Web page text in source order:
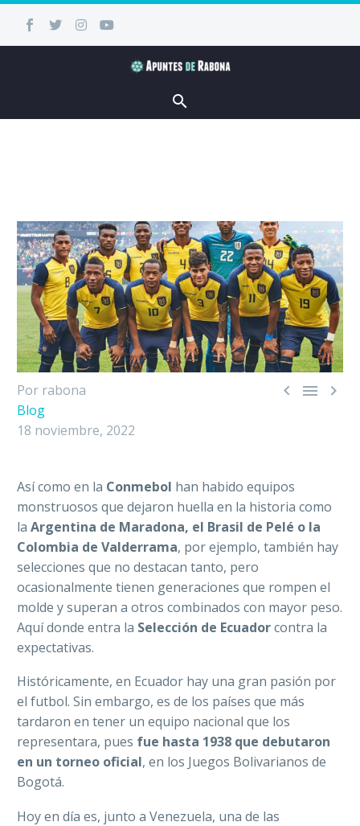
  
Por rabona
Blog
18 noviembre, 2022
Así como en la Conmebol han habido equipos
monstruosos que dejaron huella en la historia como
la Argentina de Maradona, el Brasil de Pelé o la
Colombia de Valderrama, por ejemplo, también hay
selecciones que no destacan tanto, pero
ocasionalmente tienen generaciones que rompen el
molde y superan a otros combinados con mayor peso.
Aquí donde entra la Selección de Ecuadorcontra la
expectativas.
Históricamente, en Ecuador hay una gran pasión por
el futbol. Sin embargo, es de los países que más
tardaron en tener un equipo nacional que los
representara, pues fue hasta 1938 que debutaron
en un torneo oficial, en los Juegos Bolivarianos de
Bogotá.
Hoy en día es, junto a Venezuela, una de las